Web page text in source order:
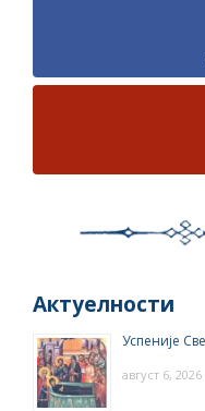
Актуелности
Успеније
август 6, 2026